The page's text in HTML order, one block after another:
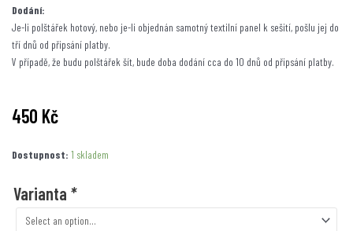
Dodání:
Je-li polštářek hotový, nebo je-li objednán samotný textilní panel k sešití, pošlu jej do
tří dnů od připsání platby.
V případě, že budu polštářek šít, bude doba dodání cca do 10 dnů od připsání platby.
450 Kč
Dostupnost: 1 skladem
Varianta *
Andělka
/
růžová
množství